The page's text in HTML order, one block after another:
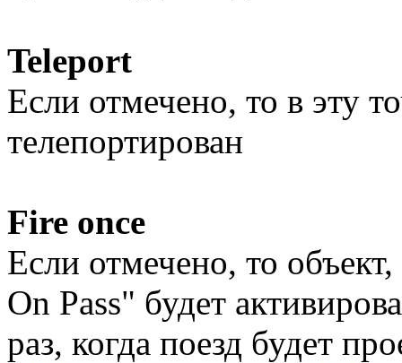
Teleport
Если отмечено, то в эту
телепортирован
Fire once
Если отмечено, то
On Pass" будет
раз, когда поезд будет